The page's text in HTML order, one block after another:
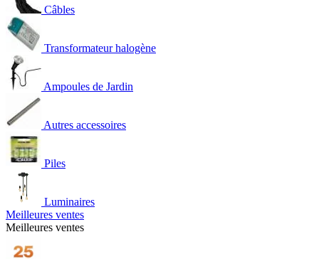
Câbles
Transformateur halogène
Ampoules de Jardin
Autres accessoires
Piles
Luminaires
Meilleures ventes
Meilleures ventes